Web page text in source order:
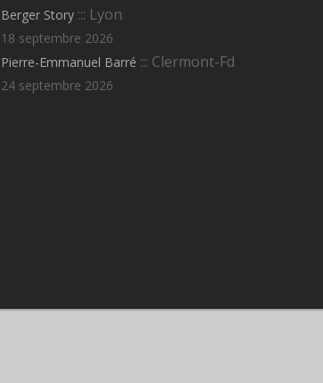
Berger Story::: Lyon
18 septembre 2026
Pierre-Emmanuel Barré ::: Clermont-Fd
24 septembre 2026